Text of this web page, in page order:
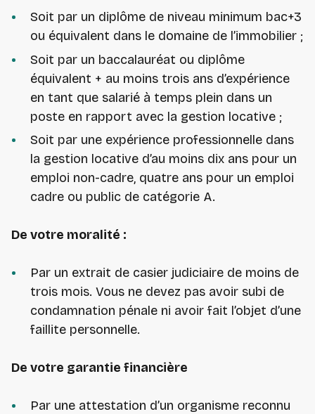
Soit par un diplôme de niveau minimum bac+3
ou équivalent dans le domaine de l’immobilier ;
Soit par un baccalauréat ou diplôme
équivalent + au moins trois ans d’expérience
en tant que salarié à temps plein dans un
poste en rapport avec la gestion locative ;
Soit par une expérience professionnelle dans
la gestion locative d’au moins dix ans pour un
emploi non-cadre, quatre ans pour un emploi
cadre ou public de catégorie A.
De votre moralité :
Par un extrait de casier judiciaire de moins de
trois mois. Vous ne devez pas avoir subi de
condamnation pénale ni avoir fait l’objet d’une
faillite personnelle.
De votre garantie financière
Par une attestation d’un organisme reconnu